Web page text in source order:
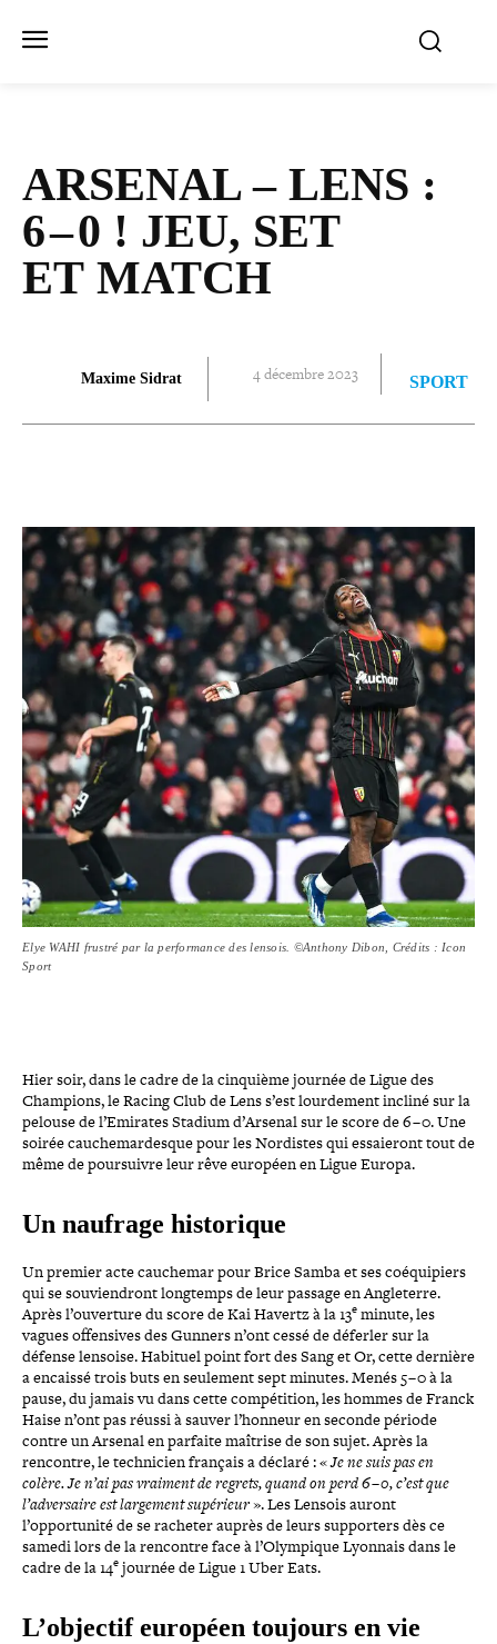
ARSENAL – LENS :
6 – 0 ! JEU, SET
ET MATCH
Maxime Sidrat 4 décembre 2023 SPORT
Elye WAHI frustré par la performance des lensois. ©Anthony Dibon, Crédits : Icon
Sport
Hier soir, dans le cadre de la cinquième journée de Ligue des
Champions, le Racing Club de Lens s’est lour­de­ment incliné sur la
pelouse de l’Emirates Stadium d’Arsenal sur le score de 6 – 0. Une
soirée cau­che­mar­desque pour les Nordistes qui essaie­ront tout de
même de pour­suivre leur rêve européen en Ligue Europa.
Un naufrage historique
Un premier acte cauchemar pour Brice Samba et ses coéqui­piers
qui se sou­vien­dront longtemps de leur passage en Angleterre.
Après l’ouverture du score de Kai Havertz à la 13e minute, les
vagues offen­sives des Gunners n’ont cessé de déferler sur la
défense lensoise. Habituel point fort des Sang et Or, cette dernière
a encaissé trois buts en seulement sept minutes. Menés 5 – 0 à la
pause, du jamais vu dans cette com­pé­ti­tion, les hommes de Franck
Haise n’ont pas réussi à sauver l’honneur en seconde période
contre un Arsenal en parfaite maîtrise de son sujet. Après la
rencontre, le tech­ni­cien français a déclaré : «Je ne suis pas en
colère. Je n’ai pas vraiment de regrets, quand on perd 6 – 0, c’est que
l’adversaire est largement supérieur». Les Lensois auront
l’opportunité de se racheter auprès de leurs sup­por­ters dès ce
samedi lors de la rencontre face à l’Olympique Lyonnais dans le
cadre de la 14e journée de Ligue 1 Uber Eats.
L’objectif européen toujours en vie